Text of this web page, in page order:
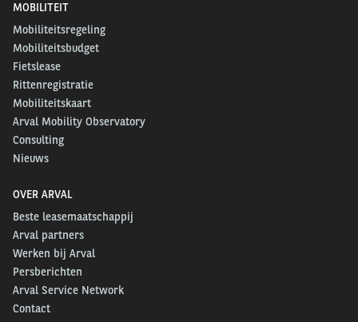
MOBILITEIT
Mobiliteitsregeling
Mobiliteitsbudget
Fietslease
Rittenregistratie
Mobiliteitskaart
Arval Mobility Observatory
Consulting
Nieuws
OVER ARVAL
Beste leasemaatschappij
Arval partners
Werken bij Arval
Persberichten
Arval Service Network
Contact